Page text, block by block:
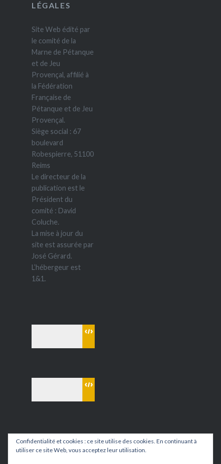
LÉGALES
Site Web édité par
le comité de la
Marne de Pétanque
et de Jeu
Provençal, affilié à
la Fédération
Française de
Pétanque et de Jeu
Provençal.
Siège social : 67
boulevard
Robespierre, 51100
Reims
Le directeur de la
publication est le
Président du
comité : David
Coluche.
La mise à jour du
site est assurée par
José Gérard.
L’hébergeur est
1&1.
Confidentialité et cookies : ce site utilise des cookies. En continuant à
utiliser ce site Web, vous acceptez leur utilisation.